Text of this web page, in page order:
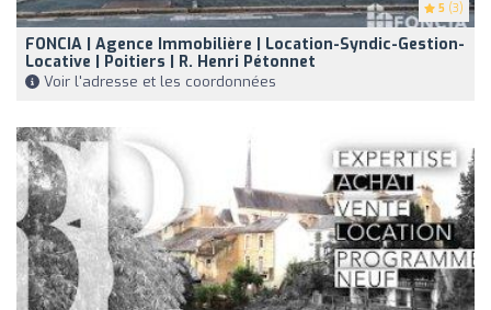
5 (3)
FONCIA | Agence Immobilière | Location-Syndic-Gestion-
Locative | Poitiers | R. Henri Pétonnet
Voir l'adresse et les coordonnées